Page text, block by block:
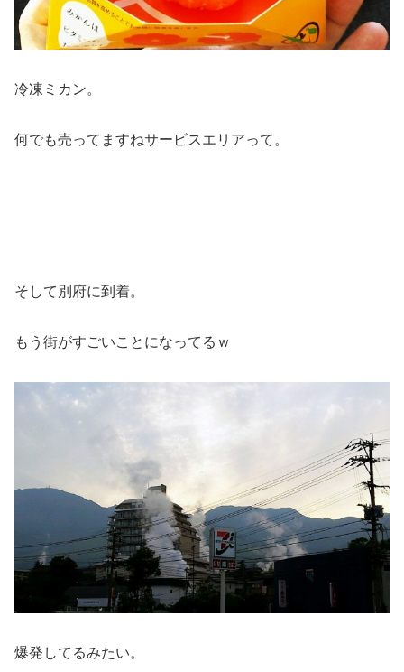
冷凍ミカン。
何でも売ってますねサービスエリアって。
そして別府に到着。
もう街がすごいことになってるｗ
爆発してるみたい。